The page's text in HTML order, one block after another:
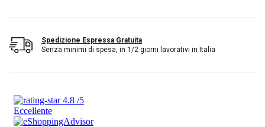
Spedizione Espressa Gratuita
Senza minimi di spesa, in 1/2 giorni lavorativi in Italia